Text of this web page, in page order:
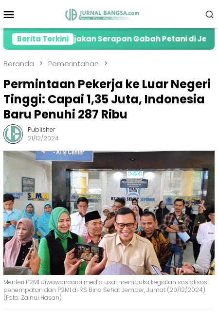
ke
Mobile
Berita Terkini
Lonjakan Serapan Gabah Petani di Jember
Beranda Pemerintahan
Permintaan Pekerja ke Luar Negeri
Tinggi: Capai 1,35 Juta, Indonesia
Baru Penuhi 287 Ribu
Publisher
21/12/2024
Menteri P2MI diwawancarai media usai membuka kegiatan sosialisasi
penempatan dan P2MI di RS Bina Sehat Jember, Jumat (20/12/2024).
(Foto: Zainul Hasan)